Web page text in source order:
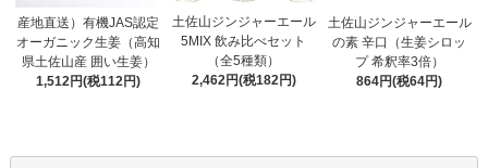
産地直送）有機JAS認定
オーガニック生姜（高知
県土佐山産 囲い生姜）
1,512円(税112円)
土佐山ジンジャーエール
5MIX 飲み比べセット
（全5種類）
2,462円(税182円)
土佐山ジンジャーエール
の素 辛口（生姜シロッ
プ 希釈率3倍）
864円(税64円)